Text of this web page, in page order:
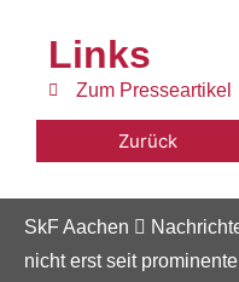
Links
Zum Presseartikel
Zurück
SkF Aachen
nicht erst seit